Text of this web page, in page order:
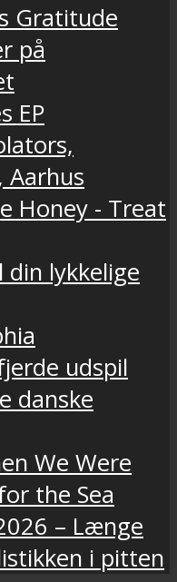
Gratitude
på
EP
Aarhus
Honey - Treat
lykkelige
udspil
danske
We Were
the Sea
– Længe
i pitten